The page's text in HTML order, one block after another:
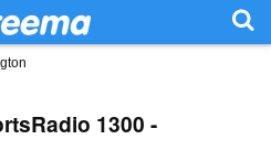
1300 -